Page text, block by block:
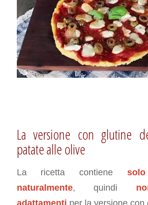
La versione con glutine
patate alle olive
La ricetta contiene
naturalmente, quindi
adattamenti per la versione con